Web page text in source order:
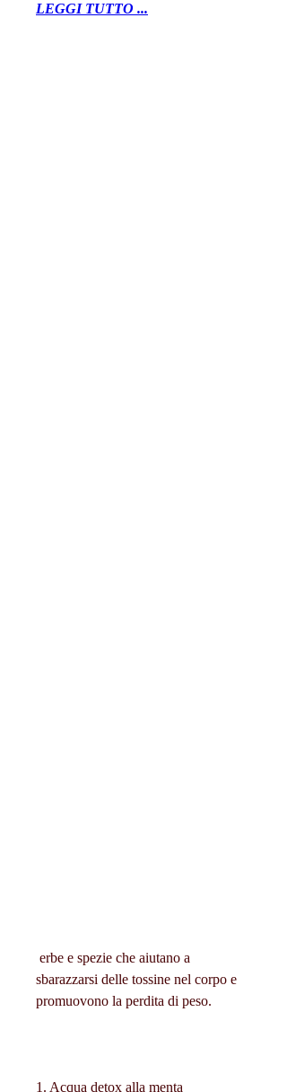
LEGGI TUTTO ...
sbarazzarsi delle tossine nel corpo e
promuovono la perdita di peso.
1. Acqua detox alla menta